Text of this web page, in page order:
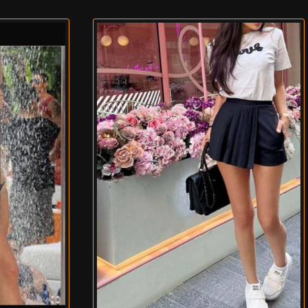
מנאר
–
בבת
100%
ערביה
ישראלית
ישראלית
בהתחייבות
בת
ים